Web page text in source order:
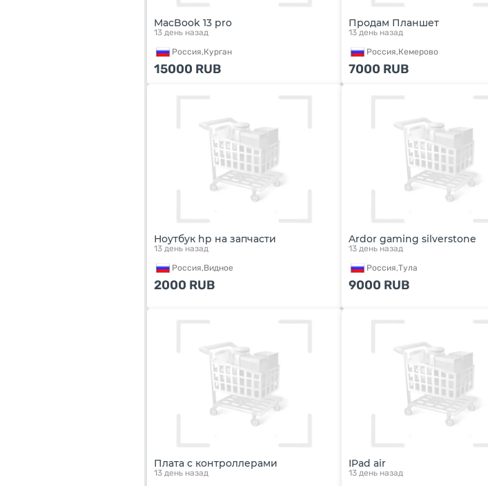
MacBook 13 pro
13 день назад
Россия,Курган
15000 RUB
Продам Планшет
13 день назад
Россия,Кемерово
7000 RUB
Ноутбук hp на запчасти
13 день назад
Россия,Видное
2000 RUB
Ardor gaming silverstone
13 день назад
Россия,Тула
9000 RUB
Плата с контроллерами
13 день назад
IPad air
13 день назад